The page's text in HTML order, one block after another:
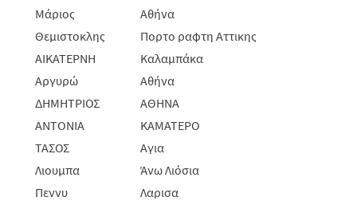
Μάριος
Αθήνα
Θεμιστοκλης
Πορτο ραφτη Αττικης
ΑΙΚΑΤΕΡΝΗ
Καλαμπάκα
Αργυρώ
Αθήνα
ΔΗΜΗΤΡΙΟΣ
ΑΘΗΝΑ
ΑΝΤΟΝΙΑ
ΚΑΜΑΤΕΡΟ
ΤΑΣΟΣ
Αγια
Λιουμπα
Άνω Λιόσια
Πεννυ
Λαρισα